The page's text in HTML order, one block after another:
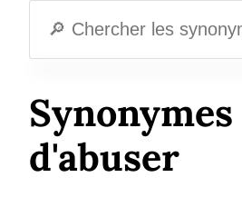
Synonymes
d'abuser